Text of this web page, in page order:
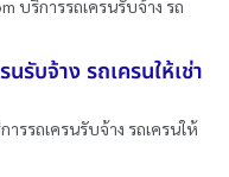
บริการรถเครนรับจ้าง รถ
รับจ้าง รถเครนให้เช่า
รรถเครนรับจ้าง รถเครนให้